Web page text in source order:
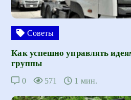
Советы
Как успешно управлять
группы
0 571 1 мин.